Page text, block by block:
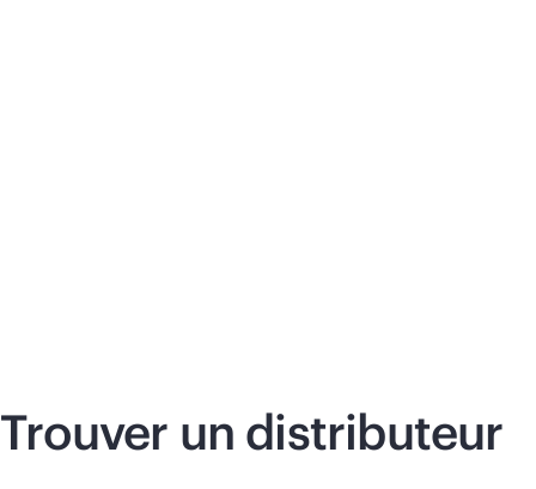
Trouver un distributeur